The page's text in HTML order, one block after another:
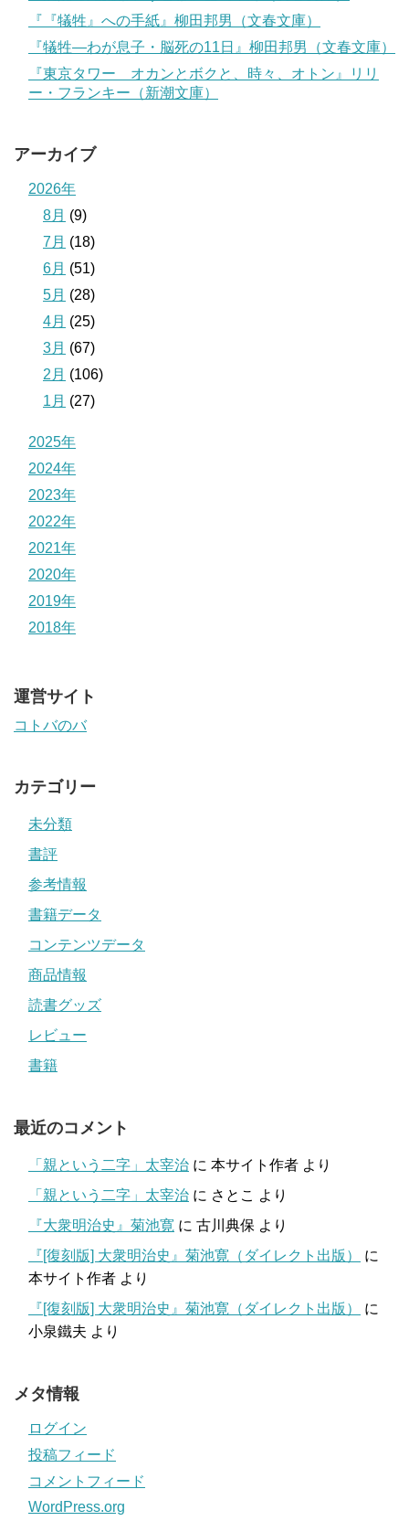
『『犠牲』への手紙』柳田邦男（文春文庫）
『犠牲―わが息子・脳死の11日』柳田邦男（文春文庫）
『東京タワー オカンとボクと、時々、オトン』リリ
ー・フランキー（新潮文庫）
アーカイブ
2026年
8月 (9)
7月 (18)
6月 (51)
5月 (28)
4月 (25)
3月 (67)
2月 (106)
1月 (27)
2025年
2024年
2023年
2022年
2021年
2020年
2019年
2018年
運営サイト
コトバのバ
カテゴリー
未分類
書評
参考情報
書籍データ
コンテンツデータ
商品情報
読書グッズ
レビュー
書籍
最近のコメント
「親という二字」太宰治 に 本サイト作者 より
「親という二字」太宰治 に さとこ より
『大衆明治史』菊池寛 に 古川典保 より
『[復刻版] 大衆明治史』菊池寛（ダイレクト出版）
に
本サイト作者 より
『[復刻版] 大衆明治史』菊池寛（ダイレクト出版）
に
小泉鐵夫 より
メタ情報
ログイン
投稿フィード
コメントフィード
WordPress.org